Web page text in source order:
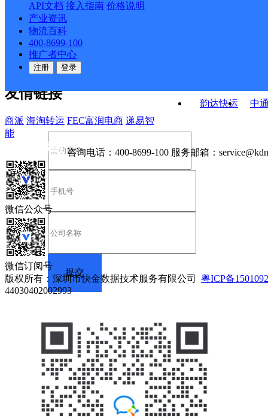
API文档 接入指南 价格说明
产业资讯
物流百科
400-8699-100
推广者中心
注册 登录
韵达快运
中
关于我们
公司介绍 企业动态
合作伙伴 快递鸟接口服务协议
户隐私政策
友情链接
商派 海淘转运 FEC富润电商 递易智
能
咨询电话： 400-8699-100 服务邮箱：
微信公众号
微信订阅号
版权所有：深圳市快金数据技术服务有限公司 粤ICP备
44030402002993